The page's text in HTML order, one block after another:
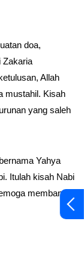
doa,
Zakaria
Allah
mustahil. Kisah
yang saleh
Yahya
Itulah kisah Nabi
membantu